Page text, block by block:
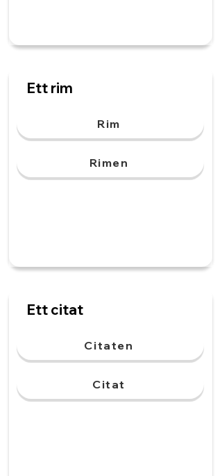
Ett rim
Rim
Rimen
Ett citat
Citaten
Citat